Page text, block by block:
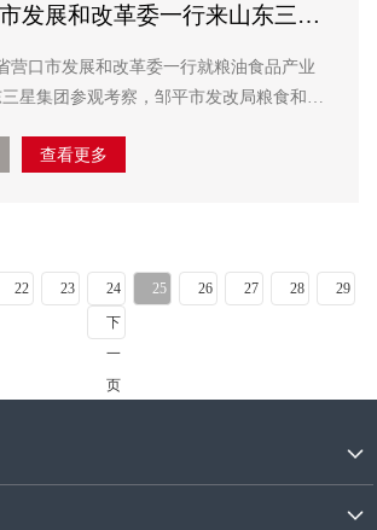
发展和改革委一行来山东三星
营口市发展和改革委一行就粮油食品产业
星集团参观考察，邹平市发改局粮食和物
接待考察领导一行。 在长寿花食品
查看更多
22 23 24 25 26 27 28
29
下
一
页